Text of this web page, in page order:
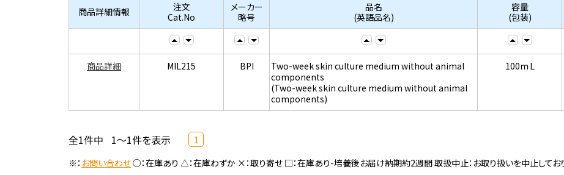
商品詳細情報
注文
Cat.No
メーカー
略号
品名
(英語品名)
容量
(包装)
商品詳細 MIL215 BPI
Two-week skin culture medium without animal
components
(Two-week skin culture medium without animal
components)
100ｍL
全1件中 1～1件を表示 1
※： お問い合わせ○：在庫あり △：在庫わずか ×：取り寄せ □：在庫あり-培養後お届け納期約2週間 取扱中止：お取り扱いを中止しており